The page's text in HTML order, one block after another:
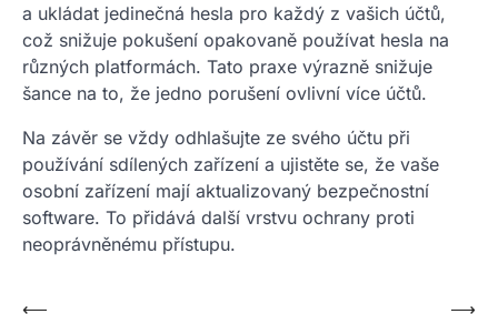
a ukládat jedinečná hesla pro každý z vašich účtů,
což snižuje pokušení opakovaně používat hesla na
různých platformách. Tato praxe výrazně snižuje
šance na to, že jedno porušení ovlivní více účtů.
Na závěr se vždy odhlašujte ze svého účtu při
používání sdílených zařízení a ujistěte se, že vaše
osobní zařízení mají aktualizovaný bezpečnostní
software. To přidává další vrstvu ochrany proti
neoprávněnému přístupu.
⟵
⟶